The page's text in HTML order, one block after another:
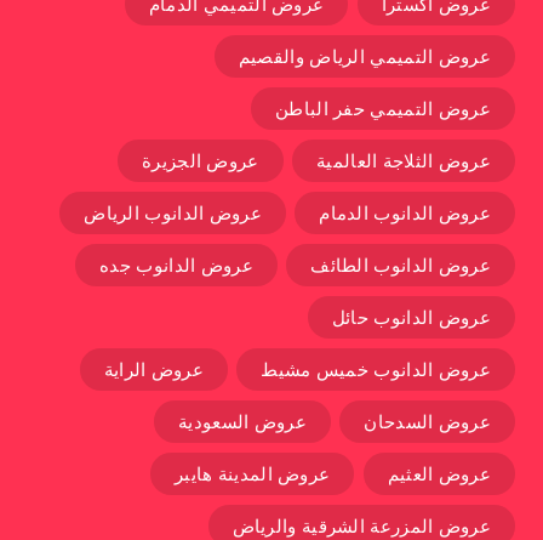
عروض التميمي الرياض والقصيم
عروض التميمي حفر الباطن
عروض الثلاجة العالمية عروض الجزيرة
عروض الدانوب الدمام عروض الدانوب الرياض
عروض الدانوب الطائف عروض الدانوب جده
عروض الدانوب حائل
عروض الدانوب خميس مشيط عروض الراية
عروض السدحان عروض السعودية
عروض العثيم عروض المدينة هايبر
عروض المزرعة الشرقية والرياض